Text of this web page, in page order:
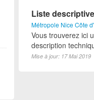
Liste
Métropole Nice Côte
Vous trouverez ici
description
Mise à jour: 17 Mai 2019